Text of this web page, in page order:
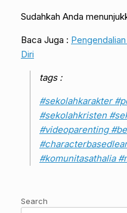
Sudahkah Anda
Baca Juga :
Diri
tags :
#sekolahkarakter
#sekolahkristen
#videoparenting
#komunitasathalia
Search